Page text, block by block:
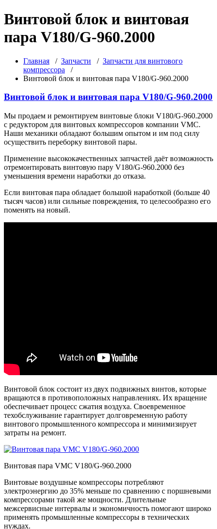
Винтовой блок и винтовая
пара V180/G-960.2000
Главная / Запчасти / Запчасти для винтового
компрессора /
Винтовой блок и винтовая пара V180/G-960.2000
Винтовой блок и винтовая пара V180/G-960.2000
Мы продаем и ремонтируем винтовые блоки V180/G-960.2000
с редуктором для винтовых компрессоров компании VMC.
Наши механики обладают большим опытом и им под силу
осуществить переборку винтовой пары.
Применение высококачественных запчастей даёт возможность
отремонтировать винтовую пару V180/G-960.2000 без
уменьшения времени наработки до отказа.
Если винтовая пара обладает большой наработкой (больше 40
тысяч часов) или сильные повреждения, то целесообразно его
поменять на новый.
Винтовой блок состоит из двух подвижных винтов, которые
вращаются в противоположных направлениях. Их вращение
обеспечивает процесс сжатия воздуха. Своевременное
техобслуживание гарантирует долговременную работу
винтового промышленного компрессора и минимизирует
затраты на ремонт.
Винтовая пара VMC V180/G-960.2000
Винтовые воздушные компрессоры потребляют
электроэнергию до 35% меньше по сравнению с поршневыми
компрессорами такой же мощности. Длительные
межсервисные интервалы и экономичность помогают широко
применять промышленные компрессоры в технических
нуждах.